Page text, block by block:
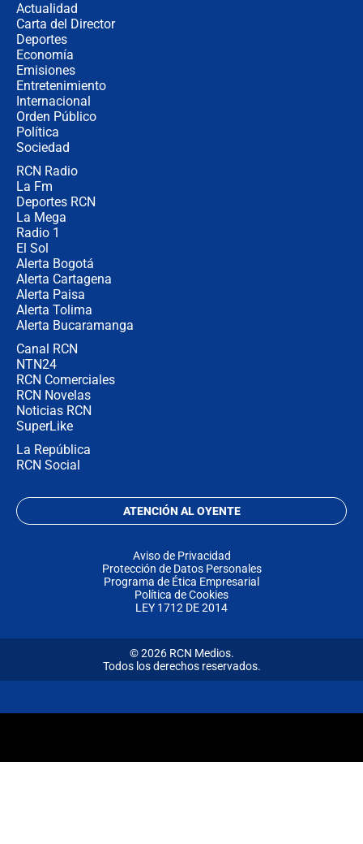
Actualidad
Carta del Director
Deportes
Economía
Emisiones
Entretenimiento
Internacional
Orden Público
Política
Sociedad
RCN Radio
La Fm
Deportes RCN
La Mega
Radio 1
El Sol
Alerta Bogotá
Alerta Cartagena
Alerta Paisa
Alerta Tolima
Alerta Bucaramanga
Canal RCN
NTN24
RCN Comerciales
RCN Novelas
Noticias RCN
SuperLike
La República
RCN Social
ATENCIÓN AL OYENTE
Aviso de Privacidad
Protección de Datos Personales
Programa de Ética Empresarial
Política de Cookies
LEY 1712 DE 2014
© 2026 RCN Medios.
Todos los derechos reservados.